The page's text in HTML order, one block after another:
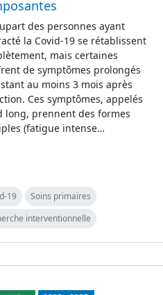
des personnes ayant
la Covid-19 se rétablissent
mais certaines
de symptômes prolongés
au moins 3 mois après
Ces symptômes, appelés
long, prennent des formes
(fatigue intense…
19
Soins primaires
interventionnelle